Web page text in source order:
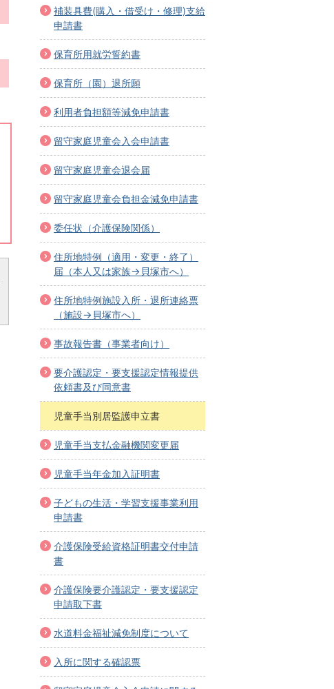
補装具費(購入・借受け・修理)支給
申請書
保育所用就労誓約書
保育所（園）退所願
利用者負担額等減免申請書
留守家庭児童会入会申請書
留守家庭児童会退会届
留守家庭児童会負担金減免申請書
委任状（介護保険関係）
住所地特例（適用・変更・終了）
届（本人又は家族→貝塚市へ）
住所地特例施設入所・退所連絡票
（施設→貝塚市へ）
事故報告書（事業者向け）
要介護認定・要支援認定情報提供
依頼書及び同意書
児童手当別居監護申立書
児童手当支払金融機関変更届
児童手当年金加入証明書
子どもの生活・学習支援事業利用
申請書
介護保険受給資格証明書交付申請
書
介護保険要介護認定・要支援認定
申請取下書
水道料金福祉減免制度について
入所に関する確認票